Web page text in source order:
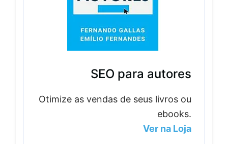
SEO para autores
Otimize as vendas de seus livros ou
ebooks.
Ver na Loja